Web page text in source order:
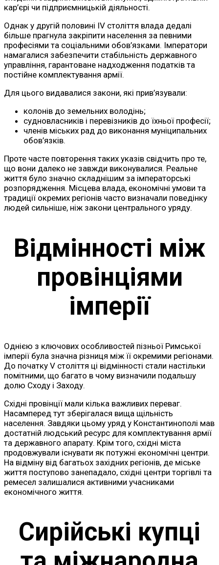
кар’єрі чи підприємницькій діяльності.
Однак у другій половині IV століття влада дедалі
більше прагнула закріпити населення за певними
професіями та соціальними обов’язками. Імператори
намагалися забезпечити стабільність державного
управління, гарантоване надходження податків та
постійне комплектування армії.
Для цього видавалися закони, які прив’язували:
колонів до земельних володінь;
судновласників і перевізників до їхньої професії;
членів міських рад до виконання муніципальних
обов’язків.
Проте часте повторення таких указів свідчить про те,
що вони далеко не завжди виконувалися. Реальне
життя було значно складнішим за імператорські
розпорядження. Місцева влада, економічні умови та
традиції окремих регіонів часто визначали поведінку
людей сильніше, ніж закони центрального уряду.
Відмінності між
провінціями
імперії
Однією з ключових особливостей пізньої Римської
імперії була значна різниця між її окремими регіонами.
До початку V століття ці відмінності стали настільки
помітними, що багато в чому визначили подальшу
долю Сходу і Заходу.
Східні провінції мали кілька важливих переваг.
Насамперед тут зберігалася вища щільність
населення. Завдяки цьому уряд у Константинополі мав
достатній людський ресурс для комплектування армії
та державного апарату. Крім того, східні міста
продовжували існувати як потужні економічні центри.
На відміну від багатьох західних регіонів, де міське
життя поступово занепадало, східні центри торгівлі та
ремесел залишалися активними учасниками
економічного життя.
Сирійські купці